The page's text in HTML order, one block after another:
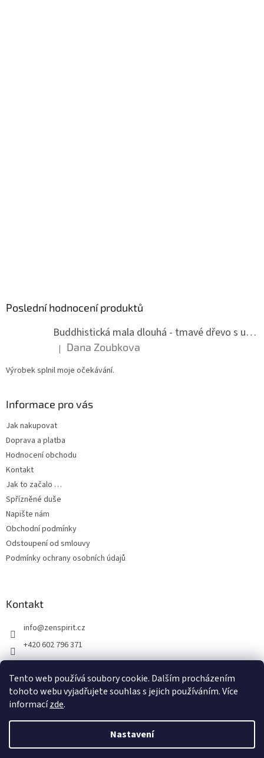
Tento web používá soubory cookie. Dalším procházením
tohoto webu vyjadřujete souhlas s jejich používáním. Více
informacízde.
Nastavení
Poslední hodnocení produktů
Buddhistická mala dlouhá - tmavé dřevo s uzlíky 8 mm
Hodnocení produktu je 5 z 5 hvězdiček.
| Dana Zoubkova
Výrobek splnil moje očekávání.
Informace pro vás
Jak nakupovat
Doprava a platba
Hodnocení obchodu
Kontakt
Jak to začalo …
Spřízněné duše
Napište nám
Obchodní podmínky
Odstoupení od smlouvy
Podmínky ochrany osobních údajů
Kontakt
info@zenspirit.cz
+420 602 796 371
Vytvořil Shoptet